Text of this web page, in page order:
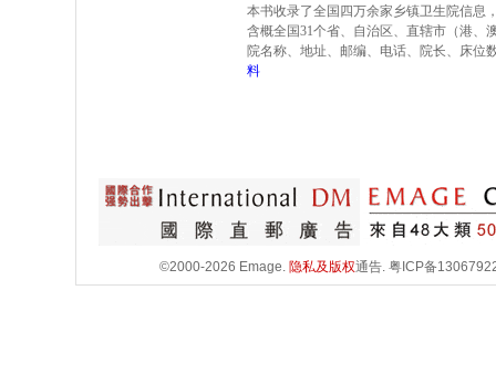
本书收录了全国四万余家乡镇卫生院信息
含概全国31个省、自治区、直辖市（港、
院名称、地址、邮编、电话、院长、床位
料
©2000-2026 Emage. 隐私及版权通告. 粤ICP备